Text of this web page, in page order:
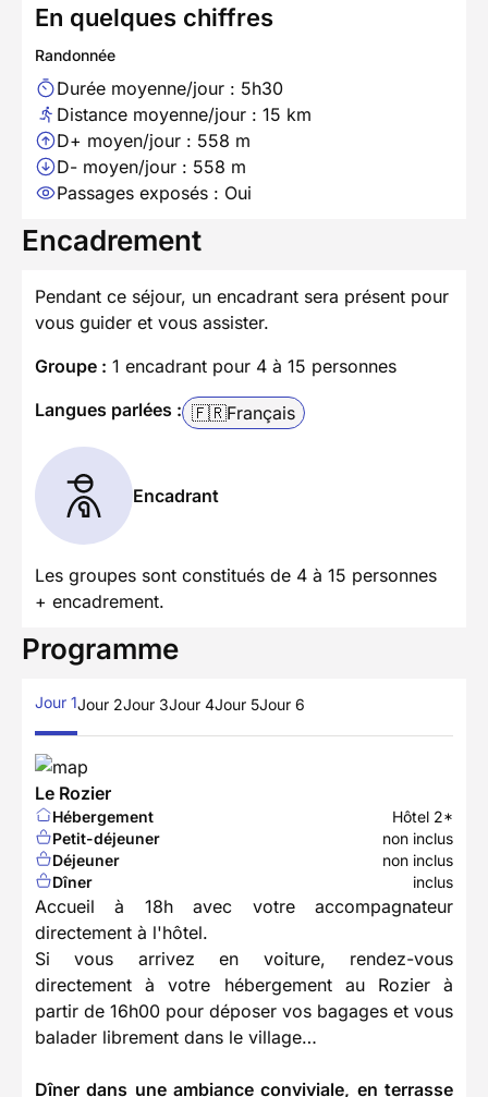
En quelques chiffres
Randonnée
Durée moyenne/jour : 5h30
Distance moyenne/jour : 15 km
D+ moyen/jour : 558 m
D- moyen/jour : 558 m
Passages exposés : Oui
Encadrement
Pendant ce séjour, un encadrant sera présent pour
vous guider et vous assister.
Groupe : 1 encadrant pour 4 à 15 personnes
Langues parlées : 🇫🇷Français
Encadrant
Les groupes sont constitués de 4 à 15 personnes
+ encadrement.
Programme
Jour 1Jour 2Jour 3Jour 4Jour 5Jour 6
Le Rozier
Hébergement
Hôtel 2*
Petit-déjeuner
non inclus
Déjeuner
non inclus
Dîner
inclus
Accueil à 18h avec votre accompagnateur
directement à l'hôtel.
Si vous arrivez en voiture, rendez-vous
directement à votre hébergement au Rozier à
partir de 16h00 pour déposer vos bagages et vous
balader librement dans le village…
Dîner dans une ambiance conviviale, en terrasse